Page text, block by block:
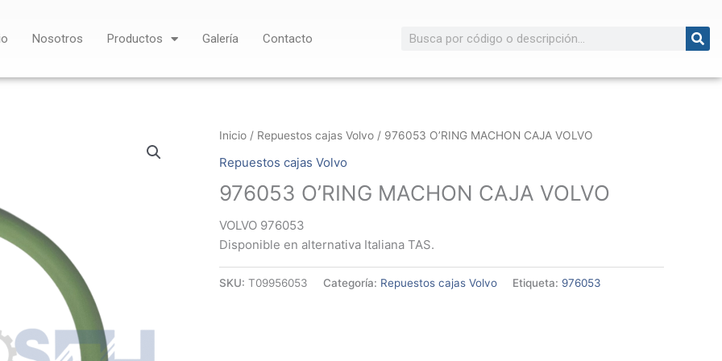
Nosotros Productos Galería Contacto Buscar
Inicio / Repuestos cajas Volvo / 976053 O’RING MACHON CAJA VOLVO
Repuestos cajas Volvo
976053 O’RING MACHON CAJA VOLVO
VOLVO 976053
Disponible en alternativa Italiana TAS.
SKU: T09956053 Categoría: Repuestos cajas Volvo Etiqueta: 976053